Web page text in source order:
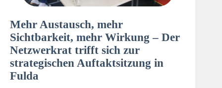
Mehr Austausch, mehr
Sichtbarkeit, mehr Wirkung – Der
Netzwerkrat trifft sich zur
strategischen Auftaktsitzung in
Fulda